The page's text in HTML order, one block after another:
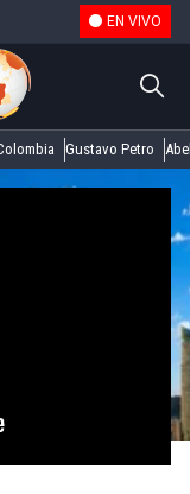
EN VIVO
Gustavo Petro